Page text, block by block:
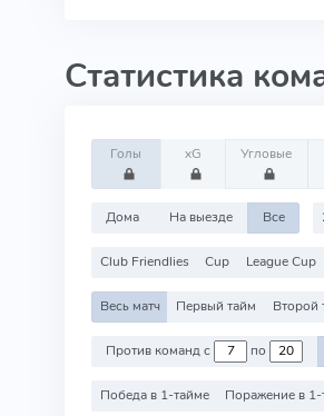
Статистика
Голы xG Угловые
Дома На выезде Все
Club Friendlies Cup League Cup
Весь матч Первый тайм Второй
Против команд с по
Победа в 1-тайме Поражение в 1-